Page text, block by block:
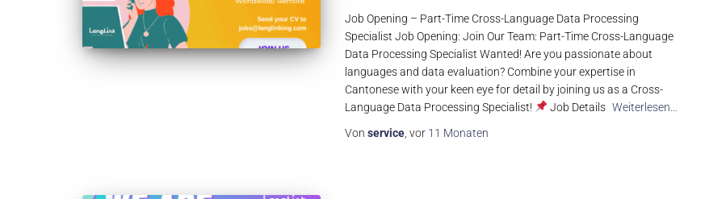
Job Opening – Part-Time Cross-Language Data Processing
Specialist Job Opening: Join Our Team: Part-Time Cross-Language
Data Processing Specialist Wanted! Are you passionate about
languages and data evaluation? Combine your expertise in
Cantonese with your keen eye for detail by joining us as a Cross-
Language Data Processing Specialist!
Job Details Weiterlesen…
Von service , vor 11 Monaten